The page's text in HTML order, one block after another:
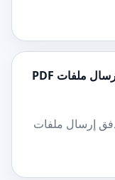
ما الحد الأقصى لحجم الملف في حالة إرسال ملفات PDF
إرسال ملفات